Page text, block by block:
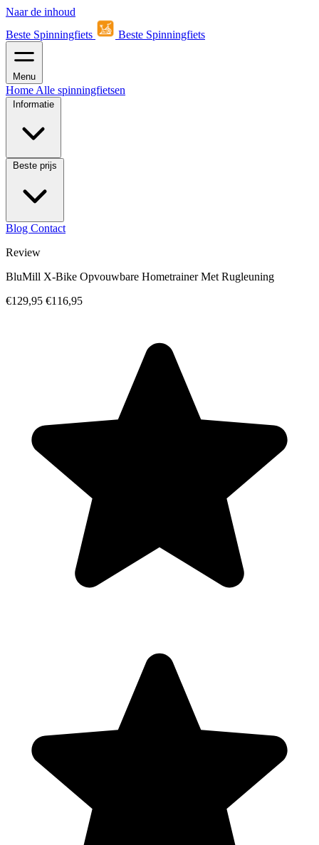
Naar de inhoud
Beste Spinningfiets
Beste Spinningfiets
Menu
Home Alle spinningfietsen
Informatie
Beste prijs
Blog Contact
Review
BluMill X-Bike Opvouwbare Hometrainer Met Rugleuning
€129,95 €116,95